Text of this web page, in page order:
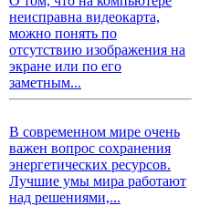
неисправна видеокарта,
можно понять по
отсутствию изображения на
экране или по его
заметным...
В современном мире очень
важен вопрос сохранения
энергетических ресурсов.
Лучшие умы мира работают
над решениями,...